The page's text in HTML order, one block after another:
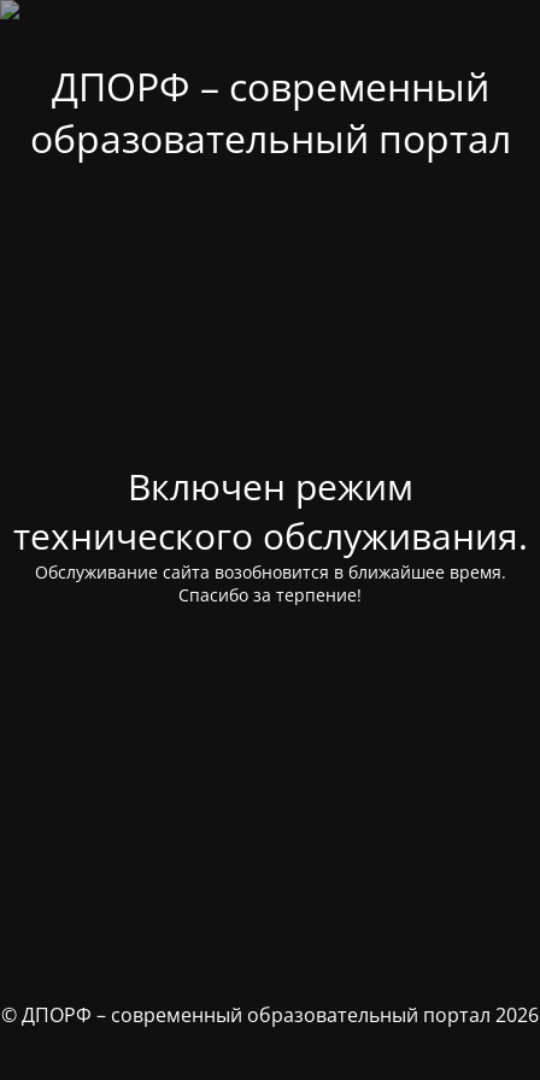
ДПОРФ – современный
образовательный портал
Включен режим
технического обслуживания.
Обслуживание сайта возобновится в ближайшее время.
Спасибо за терпение!
© ДПОРФ – современный образовательный портал 2026